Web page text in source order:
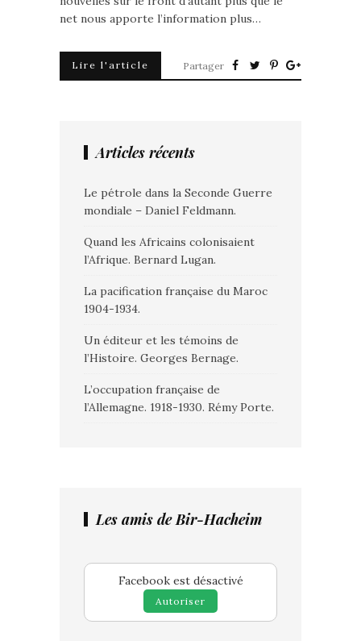
net nous apporte l’information plus…
Lire l'article Partager
Articles récents
Le pétrole dans la Seconde Guerre
mondiale – Daniel Feldmann.
Quand les Africains colonisaient
l’Afrique. Bernard Lugan.
La pacification française du Maroc
1904-1934.
Un éditeur et les témoins de
l’Histoire. Georges Bernage.
L’occupation française de
l’Allemagne. 1918-1930. Rémy Porte.
Les amis de Bir-Hacheim
Facebook est désactivé
Autoriser